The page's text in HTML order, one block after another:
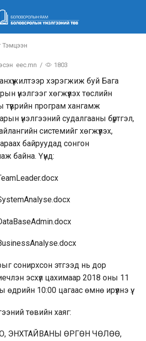
Тэмцээн
eec.mn / 1803
хэрэгжиж буй Бага
үнэлгээг хөгжүүлэх төслийн
түүврийн програм хангамж
үнэлгээний судалгааны бүртгэл,
системийг хөгжүүлэх,
байруудад сонгон
байна. Үүнд:
сонирхсон этгээд нь дор
эсхүл цахимаар 2018 оны 11
10:00 цагаас өмнө ирүүлнэ үү.
төвийн хаяг:
ЭНХТАЙВАНЫ ӨРГӨН ЧӨЛӨӨ,